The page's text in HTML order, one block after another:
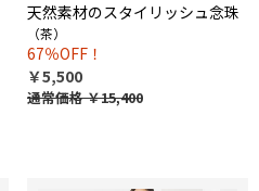
天然素材のスタイリッシュ念珠
（茶）
67％OFF！
￥5,500
通常価格￥15,400